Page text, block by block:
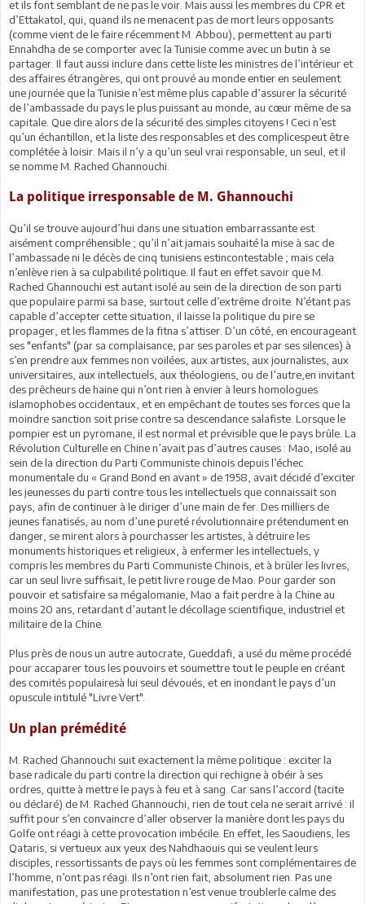
et ils font semblant de ne pas le voir. Mais aussi les membres du CPR et
d’Ettakatol, qui, quand ils ne menacent pas de mort leurs opposants
(comme vient de le faire récemment M. Abbou), permettent au parti
Ennahdha de se comporter avec la Tunisie comme avec un butin à se
partager. Il faut aussi inclure dans cette liste les ministres de l’intérieur et
des affaires étrangères, qui ont prouvé au monde entier en seulement
une journée que la Tunisie n’est même plus capable d’assurer la sécurité
de l’ambassade du pays le plus puissant au monde, au cœur même de sa
capitale. Que dire alors de la sécurité des simples citoyens ! Ceci n’est
qu’un échantillon, et la liste des responsables et des complicespeut être
complétée à loisir. Mais il n’y a qu’un seul vrai responsable, un seul, et il
se nomme M. Rached Ghannouchi.
La politique irresponsable de M. Ghannouchi
Qu’il se trouve aujourd’hui dans une situation embarrassante est
aisément compréhensible ; qu’il n’ait jamais souhaité la mise à sac de
l’ambassade ni le décès de cinq tunisiens estincontestable ; mais cela
n’enlève rien à sa culpabilité politique. Il faut en effet savoir que M.
Rached Ghannouchi est autant isolé au sein de la direction de son parti
que populaire parmi sa base, surtout celle d’extrême droite. N’étant pas
capable d’accepter cette situation, il laisse la politique du pire se
propager, et les flammes de la fitna s’attiser. D’un côté, en encourageant
ses "enfants" (par sa complaisance, par ses paroles et par ses silences) à
s’en prendre aux femmes non voilées, aux artistes, aux journalistes, aux
universitaires, aux intellectuels, aux théologiens, ou de l’autre,en invitant
des prêcheurs de haine qui n’ont rien à envier à leurs homologues
islamophobes occidentaux, et en empêchant de toutes ses forces que la
moindre sanction soit prise contre sa descendance salafiste. Lorsque le
pompier est un pyromane, il est normal et prévisible que le pays brûle. La
Révolution Culturelle en Chine n’avait pas d’autres causes : Mao, isolé au
sein de la direction du Parti Communiste chinois depuis l’échec
monumentale du « Grand Bond en avant » de 1958, avait décidé d’exciter
les jeunesses du parti contre tous les intellectuels que connaissait son
pays, afin de continuer à le diriger d’une main de fer. Des milliers de
jeunes fanatisés, au nom d’une pureté révolutionnaire prétendument en
danger, se mirent alors à pourchasser les artistes, à détruire les
monuments historiques et religieux, à enfermer les intellectuels, y
compris les membres du Parti Communiste Chinois, et à brûler les livres,
car un seul livre suffisait, le petit livre rouge de Mao. Pour garder son
pouvoir et satisfaire sa mégalomanie, Mao a fait perdre à la Chine au
moins 20 ans, retardant d’autant le décollage scientifique, industriel et
militaire de la Chine.
Plus près de nous un autre autocrate, Gueddafi, a usé du même procédé
pour accaparer tous les pouvoirs et soumettre tout le peuple en créant
des comités populairesà lui seul dévoués, et en inondant le pays d’un
opuscule intitulé "Livre Vert".
Un plan prémédité
M. Rached Ghannouchi suit exactement la même politique : exciter la
base radicale du parti contre la direction qui rechigne à obéir à ses
ordres, quitte à mettre le pays à feu et à sang. Car sans l’accord (tacite
ou déclaré) de M. Rached Ghannouchi, rien de tout cela ne serait arrivé : il
suffit pour s’en convaincre d’aller observer la manière dont les pays du
Golfe ont réagi à cette provocation imbécile. En effet, les Saoudiens, les
Qataris, si vertueux aux yeux des Nahdhaouis qui se veulent leurs
disciples, ressortissants de pays où les femmes sont complémentaires de
l’homme, n’ont pas réagi. Ils n’ont rien fait, absolument rien. Pas une
manifestation, pas une protestation n’est venue troublerle calme des